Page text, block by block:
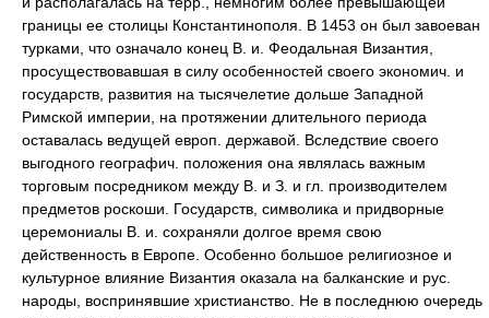
границы ее столицы Константинополя. В 1453 он был завоеван
турками, что означало конец В. и. Феодальная Византия,
просуществовавшая в силу особенностей своего экономич. и
государств, развития на тысячелетие дольше Западной
Римской империи, на протяжении длительного периода
оставалась ведущей европ. державой. Вследствие своего
выгодного географич. положения она являлась важным
торговым посредником между В. и З. и гл. производителем
предметов роскоши. Государств, символика и придворные
церемониалы В. и. сохраняли долгое время свою
действенность в Европе. Особенно большое религиозное и
культурное влияние Византия оказала на балканские и рус.
народы, воспринявшие христианство. Не в последнюю очередь